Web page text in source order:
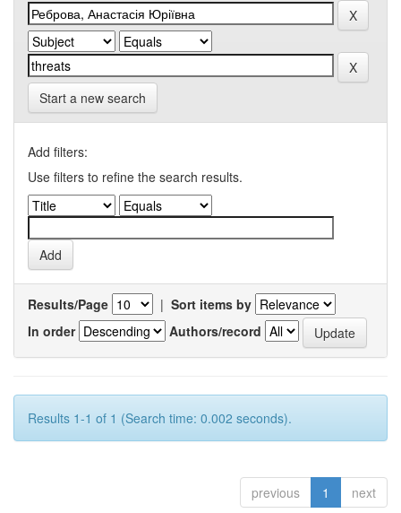
Start a new search
Add filters:
Use filters to refine the search results.
Results/Page | Sort items by
In order
Authors/record
Results 1-1 of 1 (Search time: 0.002 seconds).
previous 1 next